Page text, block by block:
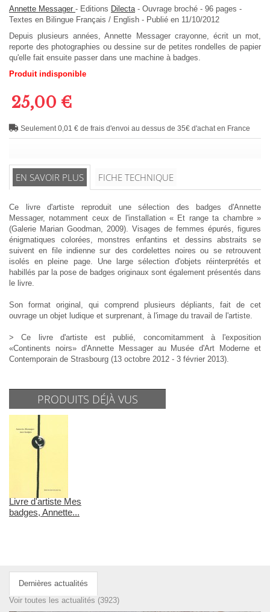
Annette Messager - Editions Dilecta - Ouvrage broché - 96 pages -
Textes en Bilingue Français / English - Publié en 11/10/2012
Depuis plusieurs années, Annette Messager crayonne, écrit un mot,
reporte des photographies ou dessine sur de petites rondelles de papier
qu'elle fait ensuite passer dans une machine à badges.
Produit indisponible
25,00 €
Seulement 0,01 € de frais d'envoi au dessus de 35€ d'achat en France
EN SAVOIR PLUS FICHE TECHNIQUE
Ce livre d'artiste reproduit une sélection des badges d'Annette
Messager, notamment ceux de l'installation « Et range ta chambre »
(Galerie Marian Goodman, 2009). Visages de femmes épurés, figures
énigmatiques colorées, monstres enfantins et dessins abstraits se
suivent en file indienne sur des cordelettes noires ou se retrouvent
isolés en pleine page. Une large sélection d'objets réinterprétés et
habillés par la pose de badges originaux sont également présentés dans
le livre.
Son format original, qui comprend plusieurs dépliants, fait de cet
ouvrage un objet ludique et surprenant, à l'image du travail de l'artiste.
> Ce livre d'artiste est publié, concomitamment à l'exposition
«Continents noirs» d'Annette Messager au Musée d'Art Moderne et
Contemporain de Strasbourg (13 octobre 2012 - 3 février 2013).
PRODUITS DÉJÀ VUS
Livre d'artiste Mes
badges, Annette...
Dernières actualités
Voir toutes les actualités (3923)